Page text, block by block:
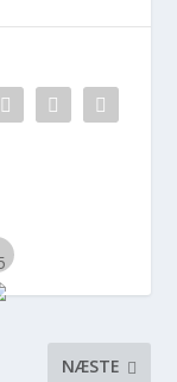
NÆSTE